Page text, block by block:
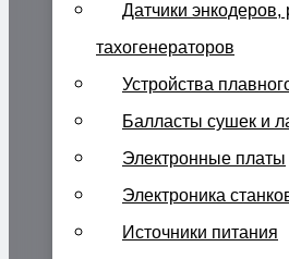
Датчики энкодеров,
тахогенераторов
Устройства
Балласты сушек и
Электронные платы
Электроника
Источники питания